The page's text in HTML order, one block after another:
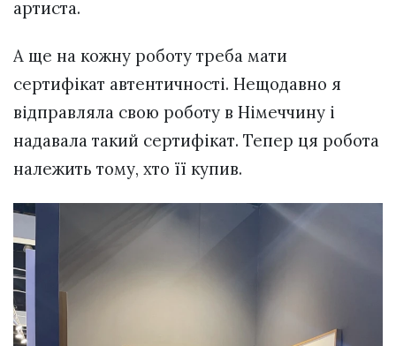
артиста.
А ще на кожну роботу треба мати
сертифікат автентичності. Нещодавно я
відправляла свою роботу в Німеччину і
надавала такий сертифікат. Тепер ця робота
належить тому, хто її купив.